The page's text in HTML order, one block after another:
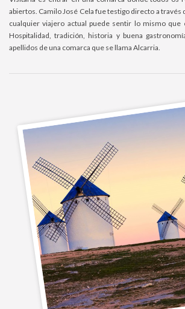
abiertos. Camilo José Cela fue testigo directo a través
cualquier viajero actual puede sentir lo mismo que
Hospitalidad, tradición, historia y buena
apellidos de una comarca que se llama Alcarria.